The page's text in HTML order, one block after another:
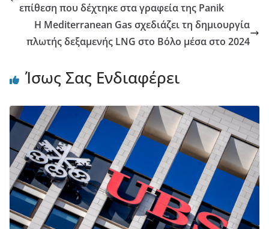
επίθεση που δέχτηκε στα γραφεία της Panik
Η Mediterranean Gas σχεδιάζει τη δημιουργία
πλωτής δεξαμενής LNG στο Βόλο μέσα στο 2024
Ίσως Σας Ενδιαφέρει